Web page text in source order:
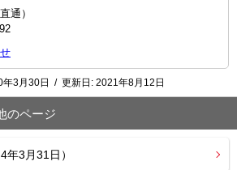
通）
3月30日 / 更新日: 2021年8月12日
のページ
年3月31日）